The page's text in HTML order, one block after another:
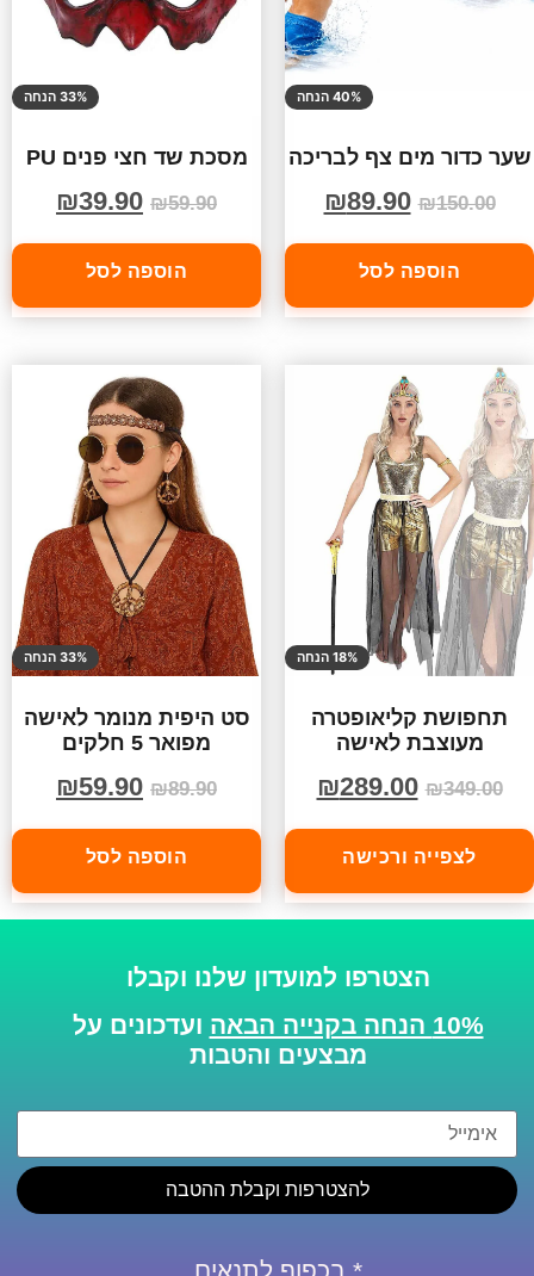
40% הנחה
שער כדור מים צף לבריכה
₪150.00
₪89.90
הוספה לסל
33% הנחה
מסכת שד חצי פנים PU
₪59.90
₪39.90
הוספה לסל
18% הנחה
תחפושת קליאופטרה
מעוצבת לאישה
₪349.00
₪289.00
לצפייה ורכישה
33% הנחה
סט היפית מנומר לאישה
מפואר 5 חלקים
₪89.90
₪59.90
הוספה לסל
הצטרפו למועדון שלנו וקבלו
10% הנחה בקנייה הבאה
ועדכונים על
מבצעים והטבות
להצטרפות וקבלת ההטבה
* בכפוף לתנאים